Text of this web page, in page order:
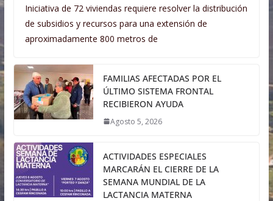
Iniciativa de 72 viviendas requiere resolver la distribución
de subsidios y recursos para una extensión de
aproximadamente 800 metros de
FAMILIAS AFECTADAS POR EL
ÚLTIMO SISTEMA FRONTAL
RECIBIERON AYUDA
Agosto 5, 2026
ACTIVIDADES ESPECIALES
MARCARÁN EL CIERRE DE LA
SEMANA MUNDIAL DE LA
LACTANCIA MATERNA